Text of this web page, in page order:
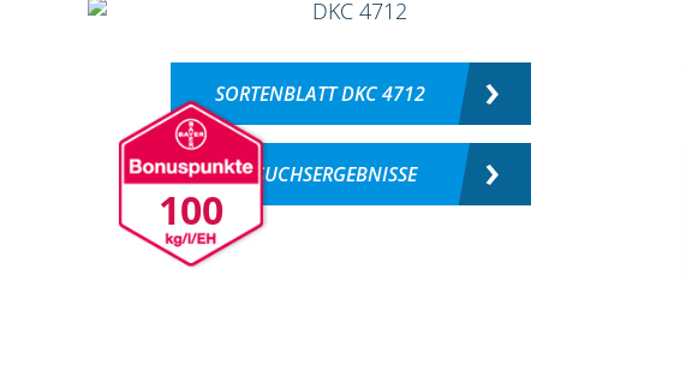
100
SORTENBLATT DKC 4712
VERSUCHSERGEBNISSE